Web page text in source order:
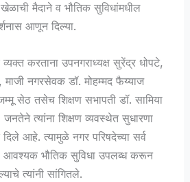
खेळाची मैदाने व भौतिक सुविधांमधील
आणून दिल्या.
करताना उपनगराध्यक्ष सुरेंद्र धोपटे,
नगरसेवक डॉ. मोहम्मद फैय्याज
सेठ तसेच शिक्षण सभापती डॉ. सामिया
त्यांना शिक्षण व्यवस्थेत सुधारणा
दिले आहे. त्यामुळे नगर परिषदेच्या सर्व
व आवश्यक भौतिक सुविधा उपलब्ध करून
त्यांनी सांगितले.